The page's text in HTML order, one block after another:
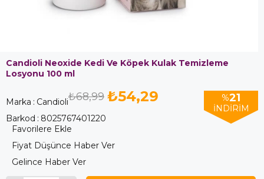
Candioli Neoxide Kedi Ve Köpek Kulak Temizleme
Losyonu 100 ml
Marka : Candioli %21
İNDIRIM
₺68,99 ₺54,29
Barkod : 8025767401220
Favorilere Ekle
Fiyat Düşünce Haber Ver
Gelince Haber Ver